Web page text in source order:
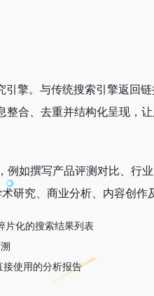
擎。与传统搜索引擎返回
合、去重并结构化呈现，
如撰写产品评测对比、行
研究、商业分析、内容创作
片化的搜索结果列表
使用的分析报告